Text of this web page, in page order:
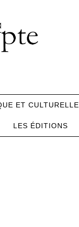
ET CULTURELLE
LES ÉDITIONS